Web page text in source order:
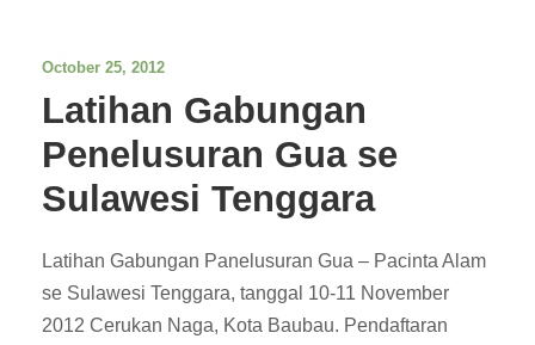
October 25, 2012
Latihan Gabungan
Penelusuran Gua se
Sulawesi Tenggara
Latihan Gabungan Panelusuran Gua – Pacinta Alam
se Sulawesi Tenggara, tanggal 10-11 November
2012 Cerukan Naga, Kota Baubau. Pendaftaran